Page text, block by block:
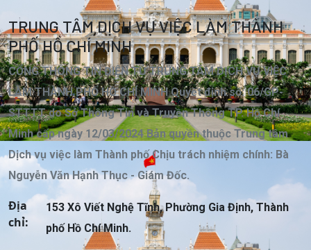
TRUNG TÂM DỊCH VỤ VIỆC LÀM THÀNH
PHỐ HỒ CHÍ MINH
CỔNG THÔNG TIN ĐIỆN TỬ TRUNG TÂM DỊCH VỤ VIỆC
LÀM THÀNH PHỐ HỒ CHÍ MINH Quyết định số: 06/GP-
STTTT do Sở Thông Tin và Truyền Thông TP. Hồ Chí
Minh cấp ngày 12/03/2024 Bản quyền thuộc Trung tâm
Dịch vụ việc làm Thành phố Chịu trách nhiệm chính: Bà
Nguyễn Văn Hạnh Thục - Giám Đốc.
Địa
chỉ:
153 Xô Viết Nghệ Tĩnh, Phường Gia Định, Thành
phố Hồ Chí Minh.